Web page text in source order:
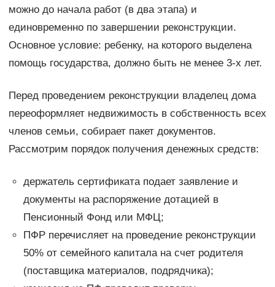
можно до начала работ (в два этапа) и
единовременно по завершении реконструкции.
Основное условие: ребенку, на которого выделена
помощь государства, должно быть не менее 3-х лет.
Перед проведением реконструкции владелец дома
переоформляет недвижимость в собственность всех
членов семьи, собирает пакет документов.
Рассмотрим порядок получения денежных средств:
держатель сертификата подает заявление и
документы на распоряжение дотацией в
Пенсионный Фонд или МФЦ;
ПФР перечисляет на проведение реконструкции
50% от семейного капитала на счет родителя
(поставщика материалов, подрядчика);